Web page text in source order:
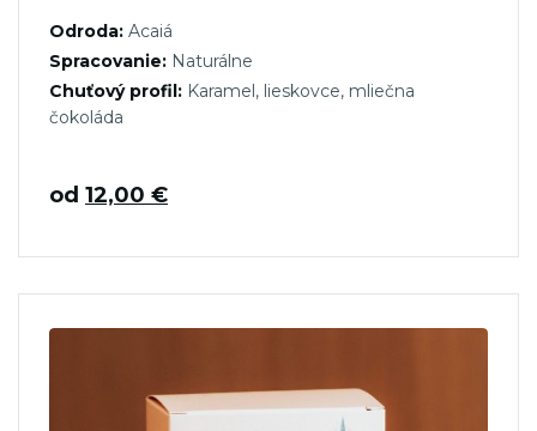
Odroda: Acaiá
Spracovanie: Naturálne
Chuťový profil: Karamel, lieskovce, mliečna
čokoláda
od 12,00 €